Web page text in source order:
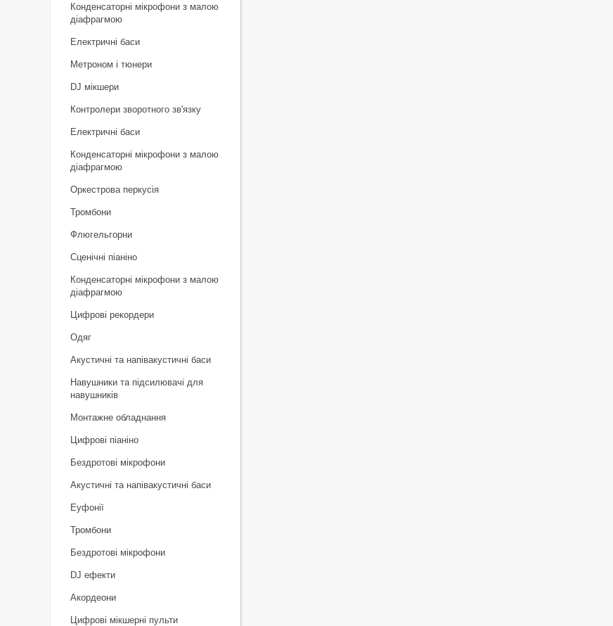
Конденсаторні мікрофони з малою
діафрагмою
Електричні баси
Метроном і тюнери
DJ мікшери
Контролери зворотного зв'язку
Електричні баси
Конденсаторні мікрофони з малою
діафрагмою
Оркестрова перкусія
Тромбони
Флюгельгорни
Сценічні піаніно
Конденсаторні мікрофони з малою
діафрагмою
Цифрові рекордери
Одяг
Акустичні та напівакустичні баси
Навушники та підсилювачі для
навушників
Монтажне обладнання
Цифрові піаніно
Бездротові мікрофони
Акустичні та напівакустичні баси
Еуфонії
Тромбони
Бездротові мікрофони
DJ ефекти
Акордеони
Цифрові мікшерні пульти